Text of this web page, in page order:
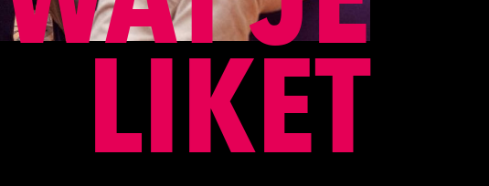
LIKET